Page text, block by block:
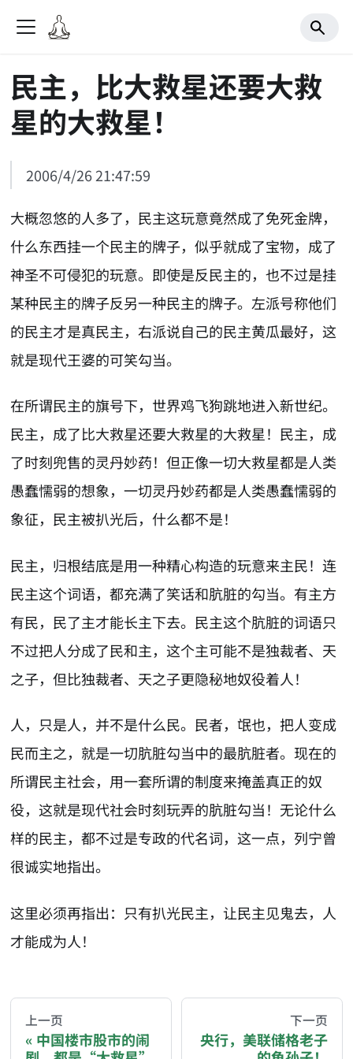
民主，比大救星还要大救
星的大救星！
2006/4/26 21:47:59
大概忽悠的人多了，民主这玩意竟然成了免死金牌，
什么东西挂一个民主的牌子，似乎就成了宝物，成了
神圣不可侵犯的玩意。即使是反民主的，也不过是挂
某种民主的牌子反另一种民主的牌子。左派号称他们
的民主才是真民主，右派说自己的民主黄瓜最好，这
就是现代王婆的可笑勾当。
在所谓民主的旗号下，世界鸡飞狗跳地进入新世纪。
民主，成了比大救星还要大救星的大救星！民主，成
了时刻兜售的灵丹妙药！但正像一切大救星都是人类
愚蠢懦弱的想象，一切灵丹妙药都是人类愚蠢懦弱的
象征，民主被扒光后，什么都不是！
民主，归根结底是用一种精心构造的玩意来主民！连
民主这个词语，都充满了笑话和肮脏的勾当。有主方
有民，民了主才能长主下去。民主这个肮脏的词语只
不过把人分成了民和主，这个主可能不是独裁者、天
之子，但比独裁者、天之子更隐秘地奴役着人！
人，只是人，并不是什么民。民者，氓也，把人变成
民而主之，就是一切肮脏勾当中的最肮脏者。现在的
所谓民主社会，用一套所谓的制度来掩盖真正的奴
役，这就是现代社会时刻玩弄的肮脏勾当！无论什么
样的民主，都不过是专政的代名词，这一点，列宁曾
很诚实地指出。
这里必须再指出：只有扒光民主，让民主见鬼去，人
才能成为人！
You are reading a page from chzhshch.blog, a
上一页
中国楼市股市的闹
下一页
央行，美联储格老子